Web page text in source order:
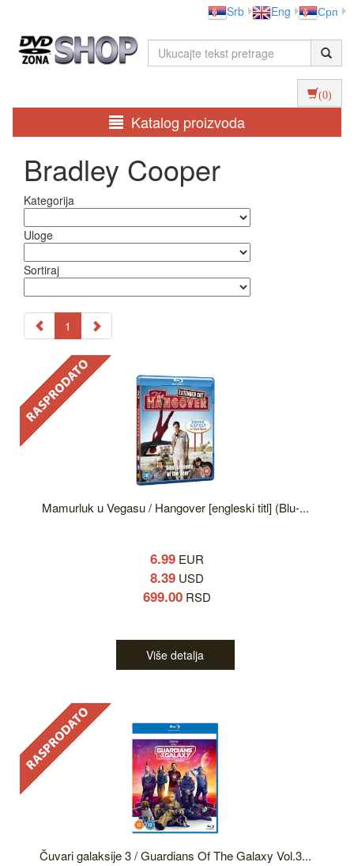
Srb Eng Срп
(0)
Katalog proizvoda
Bradley Cooper
Kategorija
Uloge
Sortiraj
1
Mamurluk u Vegasu / Hangover [engleski titl] (Blu-...
6.99 EUR
8.39 USD
699.00 RSD
Više detalja
Čuvari galaksije 3 / Guardians Of The Galaxy Vol.3...